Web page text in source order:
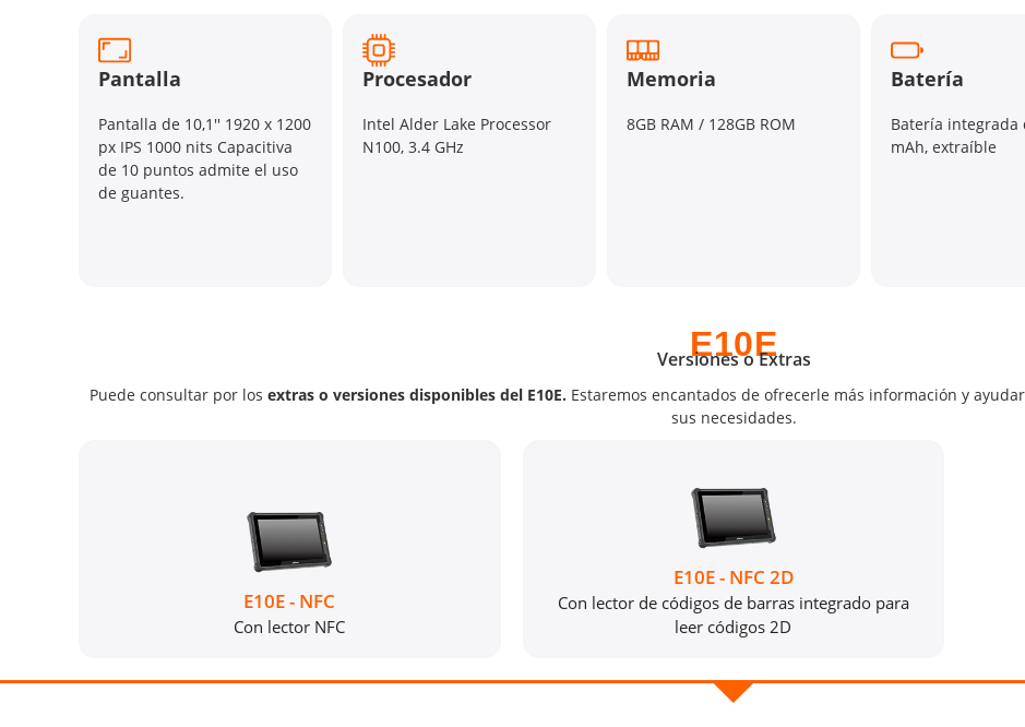
Pantalla
Pantalla de 10,1'' 1920 x 1200
px IPS 1000 nits Capacitiva
de 10 puntos admite el uso
de guantes.
Procesador
Intel Alder Lake Processor
N100, 3.4 GHz
Memoria
8GB RAM / 128GB ROM
Batería
Batería integrada
mAh, extraíble
E10E
Versiones o Extras
Puede consultar por los extras o versiones disponibles del E10E. Estaremos encantados de ofrecerle más información y
sus necesidades.
E10E - NFC
Con lector NFC
E10E - NFC 2D
Con lector de códigos de barras integrado para
leer códigos 2D